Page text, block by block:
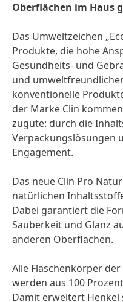
Oberflächen im Haus
Das Umweltzeichen
Produkte, die hohe
Gesundheits- und
und
konventionelle
der Marke Clin
zugute: durch die
Verpackungslösungen
Engagement.
Das neue Clin Pro
natürlichen
Dabei garantiert die
Sauberkeit und Glanz
anderen Oberflächen.
Alle Flaschenkörper
werden aus 100
Damit erweitert